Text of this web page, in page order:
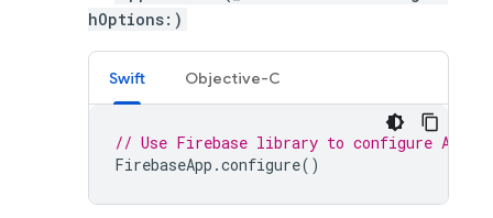
hOptions:)
Swift Objective-C
// Use Firebase library to configure APIs
FirebaseApp .configure()